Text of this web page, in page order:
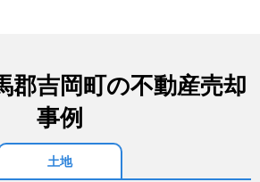
郡吉岡町の不動産売却
事例
土地